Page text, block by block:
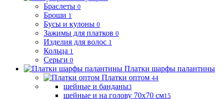
Браслеты 0
Броши 1
Бусы и кулоны 0
Зажимы для платков 0
Изделия для волос 1
Кольца 1
Серьги 0
Платки шарфы палантины
Платки оптом 44
шейные и банданы3
шейные и на голову 70х70 см15